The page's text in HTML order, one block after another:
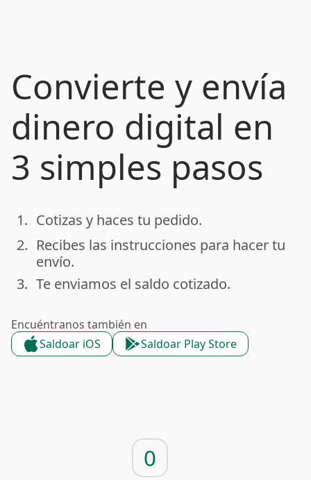
Convierte y envía
dinero digital en
3 simples pasos
done
1. Cotizas y haces tu pedido.
done
2. Recibes las instrucciones para hacer tu
envío.
done
3. Te enviamos el saldo cotizado.
Encuéntranos también en
Saldoar iOS
Saldoar Play Store
0